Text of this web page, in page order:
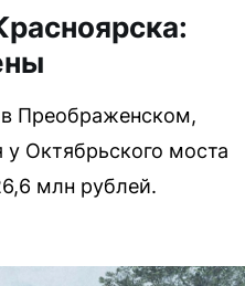
Преображенском,
Октябрьского моста
млн рублей.